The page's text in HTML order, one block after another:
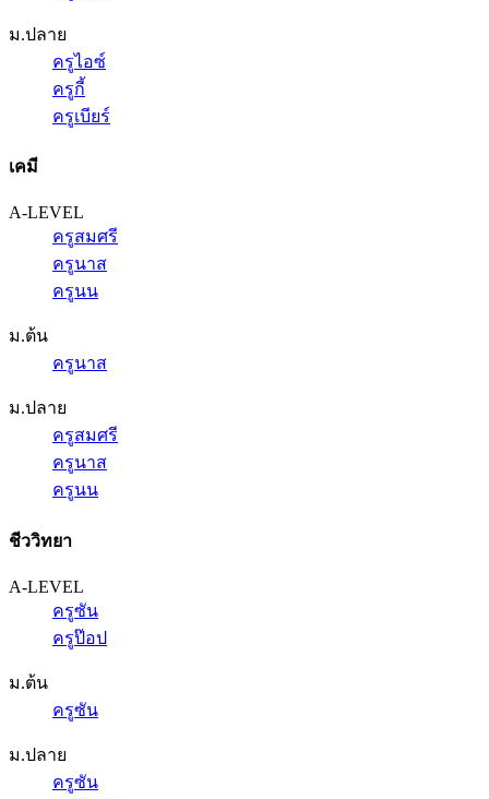
ม.ปลาย
ครูไอซ์
ครูกี้
ครูเบียร์
เคมี
A-LEVEL
ครูสมศรี
ครูนาส
ครูนน
ม.ต้น
ครูนาส
ม.ปลาย
ครูสมศรี
ครูนาส
ครูนน
ชีววิทยา
A-LEVEL
ครูซัน
ครูป๊อป
ม.ต้น
ครูซัน
ม.ปลาย
ครูซัน